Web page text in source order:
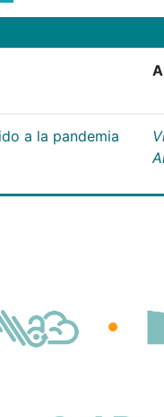
a la pandemia